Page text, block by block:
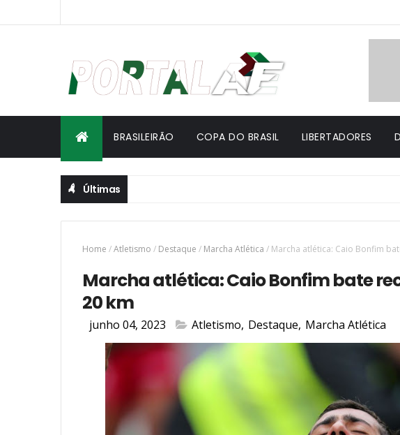
BRASILEIRÃO COPA DO BRASIL LIBERTADORES
Últimas
Home /Atletismo / Destaque / Marcha Atlética / Marcha atlética: Caio Bonfim
Marcha atlética: Caio Bonfim bate
20 km
junho 04, 2023 Atletismo, Destaque, Marcha Atlética